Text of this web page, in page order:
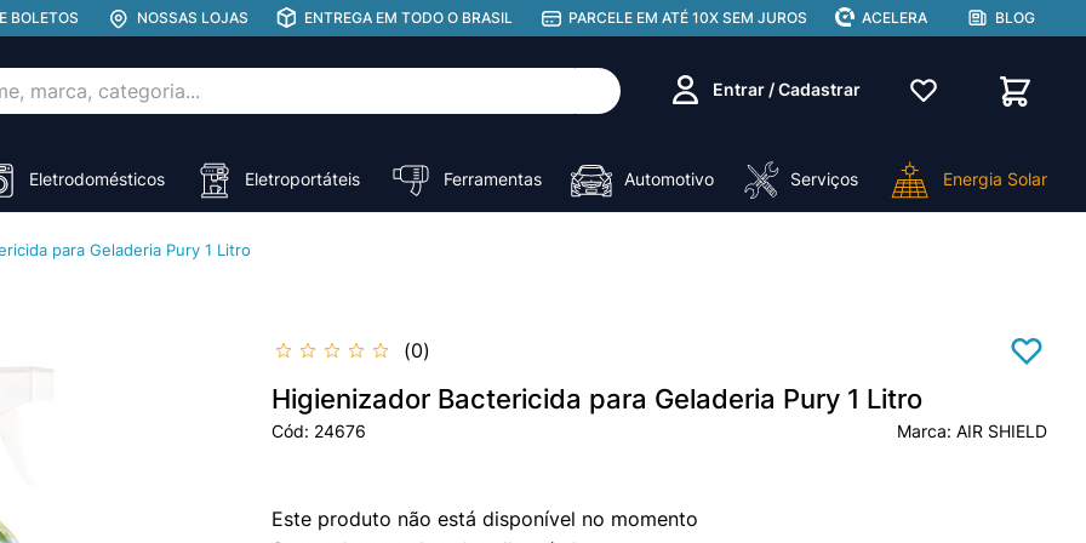
BOLETOS NOSSAS LOJAS ENTREGA EM TODO O BRASIL PARCELE EM ATÉ 10X SEM JUROS ACELERA BLOG
categoria... Entrar / Cadastrar
Eletrodomésticos Eletroportáteis Ferramentas Automotivo Serviços Energia Solar
para Geladeria Pury 1 Litro
0
Higienizador Bactericida para Geladeria Pury 1 Litro
Cód: 24676 AIR SHIELD
Este produto não está disponível no momento